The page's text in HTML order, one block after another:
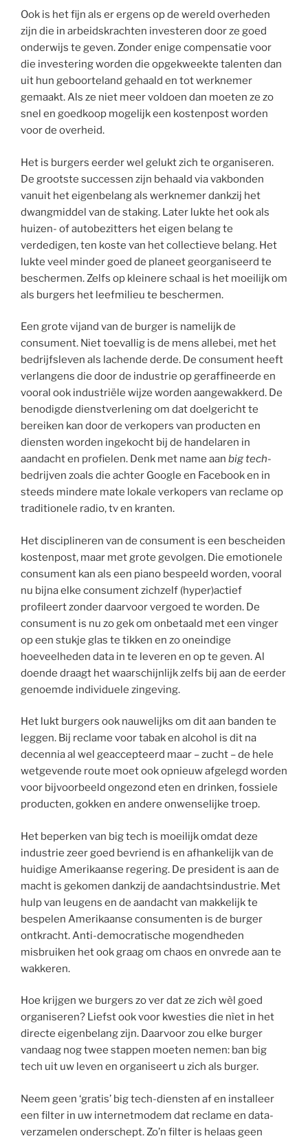
Ook is het fijn als er ergens op de wereld overheden
zijn die in arbeidskrachten investeren door ze goed
onderwijs te geven. Zonder enige compensatie voor
die investering worden die opgekweekte talenten dan
uit hun geboorteland gehaald en tot werknemer
gemaakt. Als ze niet meer voldoen dan moeten ze zo
snel en goedkoop mogelijk een kostenpost worden
voor de overheid.
Het is burgers eerder wel gelukt zich te organiseren.
De grootste successen zijn behaald via vakbonden
vanuit het eigenbelang als werknemer dankzij het
dwangmiddel van de staking. Later lukte het ook als
huizen- of autobezitters het eigen belang te
verdedigen, ten koste van het collectieve belang. Het
lukte veel minder goed de planeet georganiseerd te
beschermen. Zelfs op kleinere schaal is het moeilijk om
als burgers het leefmilieu te beschermen.
Een grote vijand van de burger is namelijk de
consument. Niet toevallig is de mens allebei, met het
bedrijfsleven als lachende derde. De consument heeft
verlangens die door de industrie op geraffineerde en
vooral ook industriële wijze worden aangewakkerd. De
benodigde dienstverlening om dat doelgericht te
bereiken kan door de verkopers van producten en
diensten worden ingekocht bij de handelaren in
aandacht en profielen. Denk met name aan big tech-
bedrijven zoals die achter Google en Facebook en in
steeds mindere mate lokale verkopers van reclame op
traditionele radio, tv en kranten.
Het disciplineren van de consument is een bescheiden
kostenpost, maar met grote gevolgen. Die emotionele
consument kan als een piano bespeeld worden, vooral
nu bijna elke consument zichzelf (hyper)actief
profileert zonder daarvoor vergoed te worden. De
consument is nu zo gek om onbetaald met een vinger
op een stukje glas te tikken en zo oneindige
hoeveelheden data in te leveren en op te geven. Al
doende draagt het waarschijnlijk zelfs bij aan de eerder
genoemde individuele zingeving.
Het lukt burgers ook nauwelijks om dit aan banden te
leggen. Bij reclame voor tabak en alcohol is dit na
decennia al wel geaccepteerd maar – zucht – de hele
wetgevende route moet ook opnieuw afgelegd worden
voor bijvoorbeeld ongezond eten en drinken, fossiele
producten, gokken en andere onwenselijke troep.
Het beperken van big tech is moeilijk omdat deze
industrie zeer goed bevriend is en afhankelijk van de
huidige Amerikaanse regering. De president is aan de
macht is gekomen dankzij de aandachtsindustrie. Met
hulp van leugens en de aandacht van makkelijk te
bespelen Amerikaanse consumenten is de burger
ontkracht. Anti-democratische mogendheden
misbruiken het ook graag om chaos en onvrede aan te
wakkeren.
Hoe krijgen we burgers zo ver dat ze zich wèl goed
organiseren? Liefst ook voor kwesties die nìet in het
directe eigenbelang zijn. Daarvoor zou elke burger
vandaag nog twee stappen moeten nemen: ban big
tech uit uw leven en organiseert u zich als burger.
Neem geen ‘gratis’ big tech-diensten af en installeer
een filter in uw internetmodem dat reclame en data-
verzamelen onderschept. Zo’n filter is helaas geen